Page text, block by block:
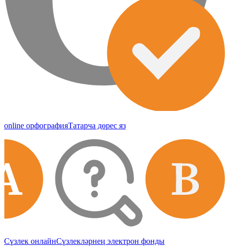
online орфографияТатарча дөрес яз
Cүзлек онлайнСүзлекләрнең электрон фонды